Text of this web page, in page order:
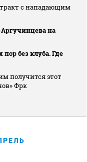
с нападающим
на
без клуба. Где
получится этот
Фрк